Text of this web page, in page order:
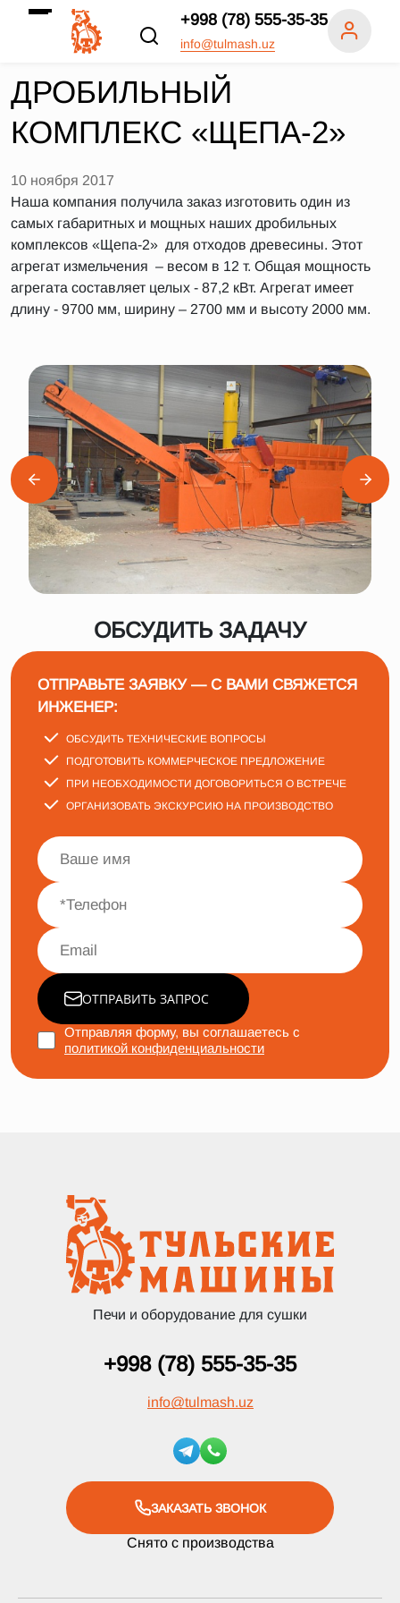
+998 (78) 555-35-35
info@tulmash.uz
ДРОБИЛЬНЫЙ
КОМПЛЕКС «ЩЕПА-2»
10 ноября 2017
Наша компания получила заказ изготовить один из
самых габаритных и мощных наших дробильных
комплексов «Щепа-2» для отходов древесины. Этот
агрегат измельчения – весом в 12 т. Общая мощность
агрегата составляет целых - 87,2 кВт. Агрегат имеет
длину - 9700 мм, ширину – 2700 мм и высоту 2000 мм.
ОБСУДИТЬ ЗАДАЧУ
ОТПРАВЬТЕ ЗАЯВКУ — С ВАМИ СВЯЖЕТСЯ
ИНЖЕНЕР:
ОБСУДИТЬ ТЕХНИЧЕСКИЕ ВОПРОСЫ
ПОДГОТОВИТЬ КОММЕРЧЕСКОЕ ПРЕДЛОЖЕНИЕ
ПРИ НЕОБХОДИМОСТИ ДОГОВОРИТЬСЯ О ВСТРЕЧЕ
ОРГАНИЗОВАТЬ ЭКСКУРСИЮ НА ПРОИЗВОДСТВО
ОТПРАВИТЬ ЗАПРОС
Отправляя форму, вы соглашаетесь с
политикой конфиденциальности
Печи и оборудование для сушки
+998 (78) 555-35-35
info@tulmash.uz
ЗАКАЗАТЬ ЗВОНОК
Снято с производства